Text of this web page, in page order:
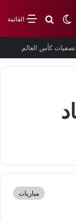
القائمةبحث عن
الوضع المظلم
كأس العالم
مباريات